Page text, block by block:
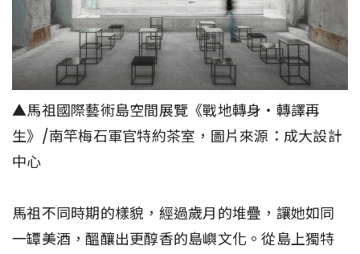
▲馬祖國際藝術島空間展覽《戰地轉身・轉譯再
生》/南竿梅石軍官特約茶室，圖片來源：成大設計
中心
馬祖不同時期的樣貌，經過歲月的堆疊，讓她如同
一罈美酒，醞釀出更醇香的島嶼文化。從島上獨特